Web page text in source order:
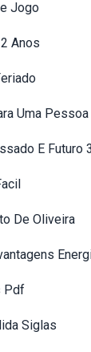
Jogo
Anos
Uma
E Futuro
De Oliveira
Pdf
Siglas